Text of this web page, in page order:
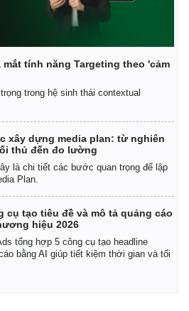
tính năng Targeting theo 'cảm
trong hệ sinh thái contextual
xây dựng media plan: từ nghiên
thủ đến đo lường
là chi tiết các bước quan trọng để lập
Plan.
cụ tạo tiêu đề và mô tả quảng cáo
hiệu 2026
tổng hợp 5 công cụ tạo headline
bằng AI giúp tiết kiệm thời gian và tối